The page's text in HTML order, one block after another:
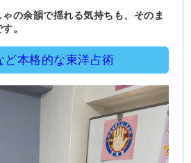
の余韻で揺れる気持ちも、そのま
。
ど本格的な東洋占術